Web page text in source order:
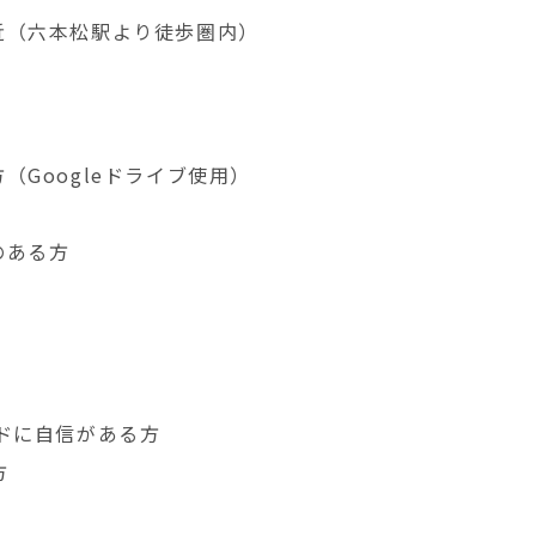
六本松駅より徒歩圏内）
Googleドライブ使用）
る方
に自信がある方